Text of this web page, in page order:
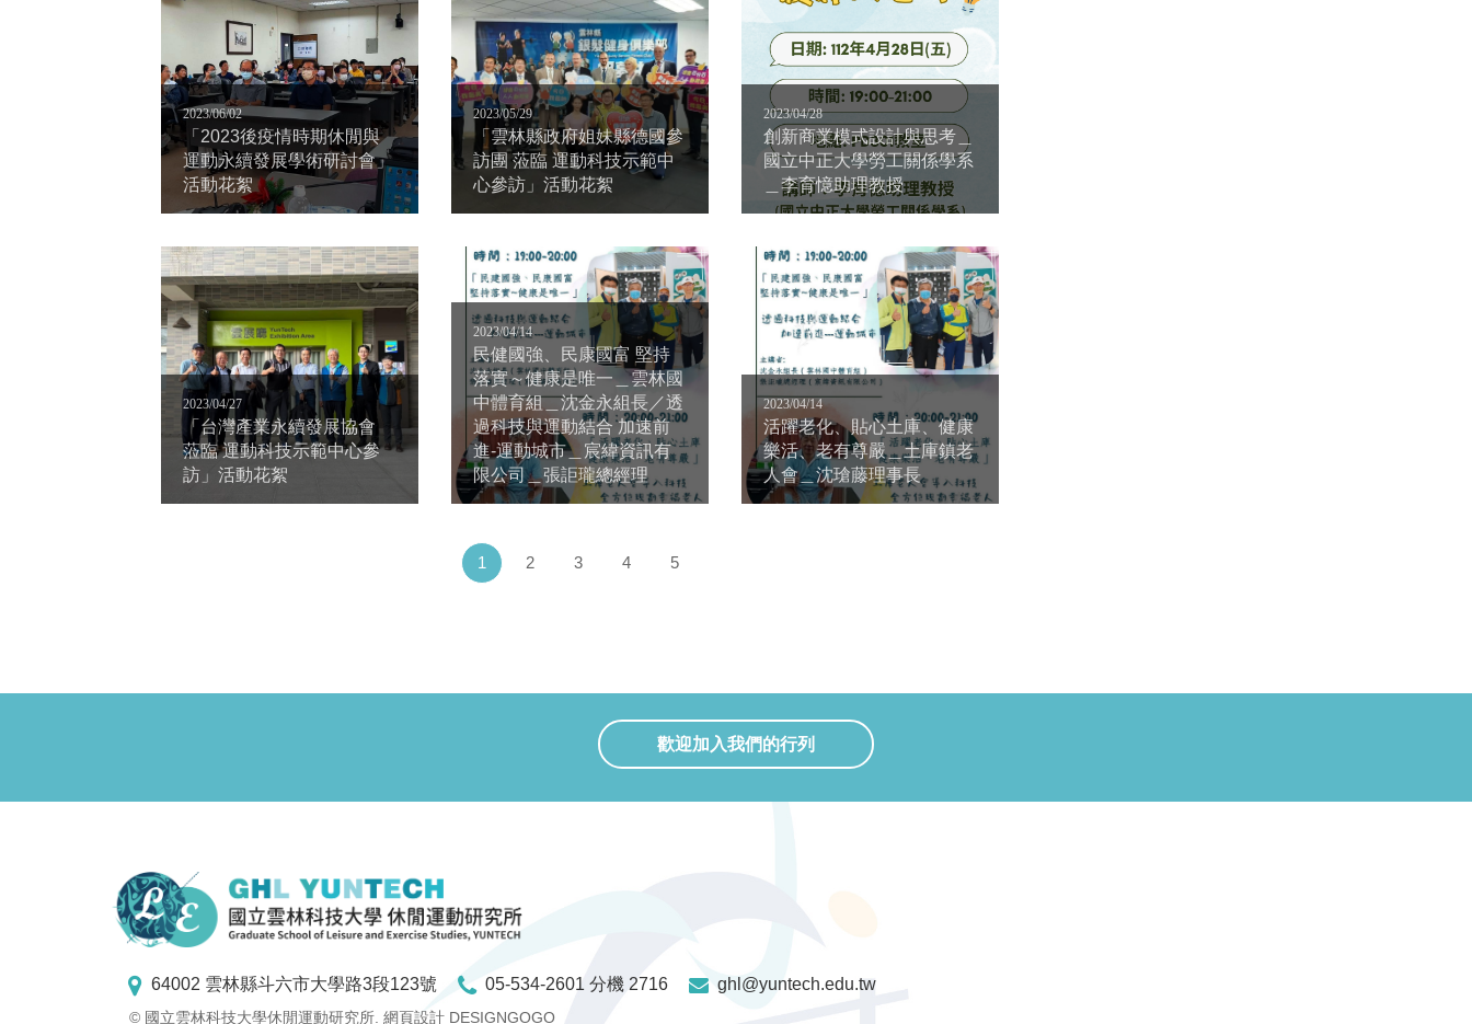
2023/06/02
「2023後疫情時期休閒與
運動永續發展學術研討會」
活動花絮
2023/05/29
「雲林縣政府姐妹縣德國參
訪團 蒞臨 運動科技示範中
心參訪」活動花絮
2023/04/28
創新商業模式設計與思考＿
國立中正大學勞工關係學系
＿李育憶助理教授
2023/04/27
「台灣產業永續發展協會
蒞臨 運動科技示範中心參
訪」活動花絮
2023/04/14
民健國強、民康國富 堅持
落實～健康是唯一＿雲林國
中體育組＿沈金永組長／透
過科技與運動結合 加速前
進-運動城市＿宸緯資訊有
限公司＿張詎瓏總經理
2023/04/14
活躍老化、貼心土庫、健康
樂活、老有尊嚴＿土庫鎮老
人會＿沈瑲藤理事長
1 (current)
2 3 4 5
歡迎加入我們的行列
64002 雲林縣斗六市大學路3段123號 05-534-2601 分機 2716 ghl@yuntech.edu.tw
© 國立雲林科技大學休閒運動研究所. 網頁設計 DESIGNGOGO